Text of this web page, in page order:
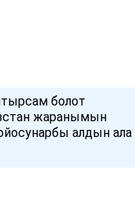
болот
жаранымын
алдын ала